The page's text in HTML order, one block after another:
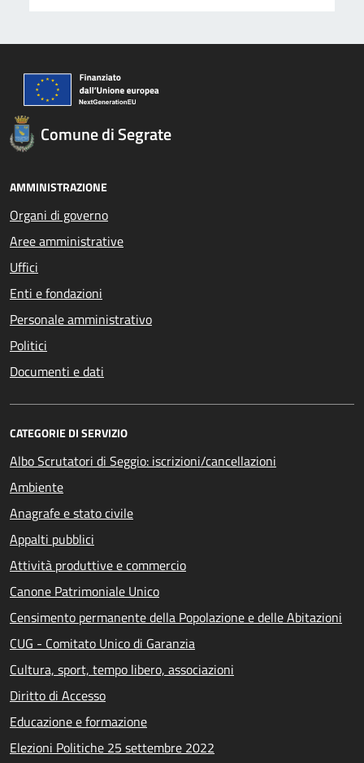
Comune di Segrate
AMMINISTRAZIONE
Organi di governo
Aree amministrative
Uffici
Enti e fondazioni
Personale amministrativo
Politici
Documenti e dati
CATEGORIE DI SERVIZIO
Albo Scrutatori di Seggio: iscrizioni/cancellazioni
Ambiente
Anagrafe e stato civile
Appalti pubblici
Attività produttive e commercio
Canone Patrimoniale Unico
Censimento permanente della Popolazione e delle Abitazioni
CUG - Comitato Unico di Garanzia
Cultura, sport, tempo libero, associazioni
Diritto di Accesso
Educazione e formazione
Elezioni Politiche 25 settembre 2022